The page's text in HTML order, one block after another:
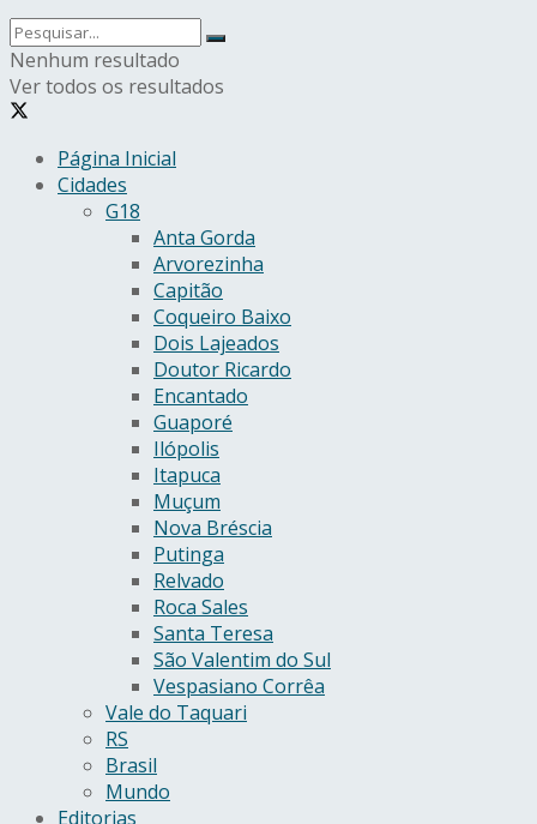
Nenhum resultado
Ver todos os resultados
Página Inicial
Cidades
G18
Anta Gorda
Arvorezinha
Capitão
Coqueiro Baixo
Dois Lajeados
Doutor Ricardo
Encantado
Guaporé
Ilópolis
Itapuca
Muçum
Nova Bréscia
Putinga
Relvado
Roca Sales
Santa Teresa
São Valentim do Sul
Vespasiano Corrêa
Vale do Taquari
RS
Brasil
Mundo
Editorias